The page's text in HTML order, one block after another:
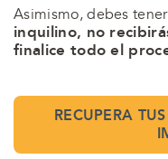
Asimismo, debes
inquilino, no
finalice todo el
RECUPERA